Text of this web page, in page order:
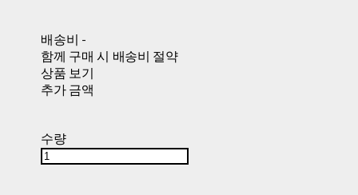
배송비 -
함께 구매 시 배송비 절약
상품 보기
추가 금액
수량